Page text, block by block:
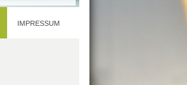
IMPRESSUM